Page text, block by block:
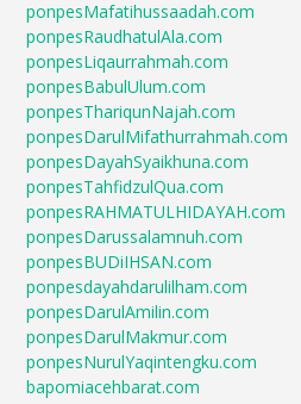
ponpesMafatihussaadah.com
ponpesRaudhatulAla.com
ponpesLiqaurrahmah.com
ponpesBabulUlum.com
ponpesThariqunNajah.com
ponpesDarulMifathurrahmah.com
ponpesDayahSyaikhuna.com
ponpesTahfidzulQua.com
ponpesRAHMATULHIDAYAH.com
ponpesDarussalamnuh.com
ponpesBUDiIHSAN.com
ponpesdayahdarulilham.com
ponpesDarulAmilin.com
ponpesDarulMakmur.com
ponpesNurulYaqintengku.com
bapomiacehbarat.com